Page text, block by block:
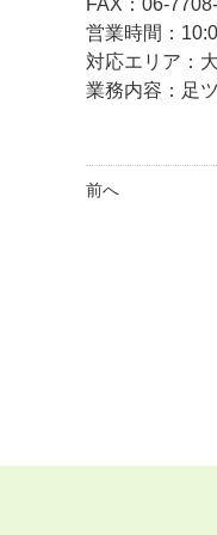
FAX：06-
営業時間：
対応エリア：
業務内容：足
前へ